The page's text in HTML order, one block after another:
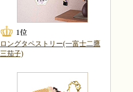
ロングタペストリー(一富士二鷹
三茄子)